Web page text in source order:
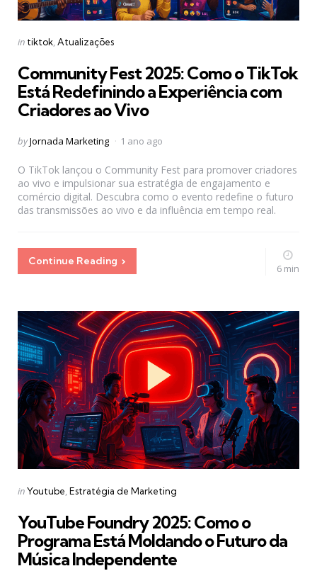
Categories
Posted
in tiktok Atualizações
Community Fest 2025: Como o TikTok
Está Redefinindo a Experiência com
Criadores ao Vivo
Posted
byJornada Marketing 1 ano ago
O TikTok lançou o Community Fest para promover criadores
ao vivo e impulsionar sua estratégia de engajamento e
comércio digital. Descubra como o evento redefine o futuro
das transmissões ao vivo e da influência em tempo real.
Continue Reading
6 min
Categories
Posted
inYoutube Estratégia de Marketing
YouTube Foundry 2025: Como o
Programa Está Moldando o Futuro da
Música Independente